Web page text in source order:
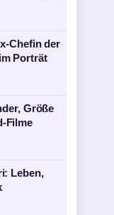
Chefin der
Porträt
Größe
Filme
Leben,